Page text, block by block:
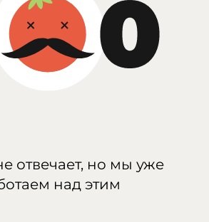
отвечает, но мы уже
над этим